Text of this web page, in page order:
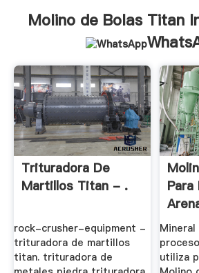
Molino de Bolas Titan
Trituradora De
Martillos Titan - .
rock-crusher-equipment -
trituradora de martillos
titan. trituradora de
utiliza